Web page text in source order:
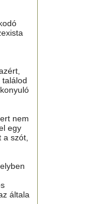
nem
egy
szót,
általa